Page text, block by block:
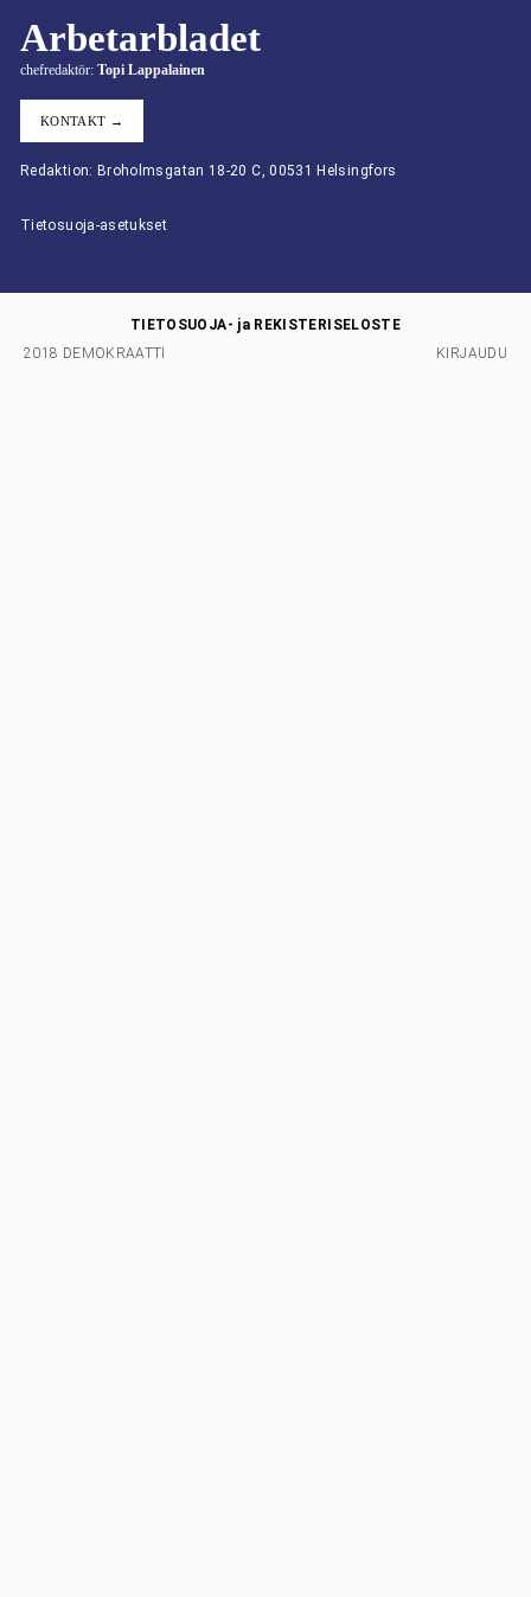
Arbetarbladet
chefredaktör: Topi Lappalainen
KONTAKT →
Redaktion: Broholmsgatan 18-20 C, 00531 Helsingfors
Tietosuoja-asetukset
2018 DEMOKRAATTI
TIETOSUOJA- ja REKISTERISELOSTE
KIRJAUDU